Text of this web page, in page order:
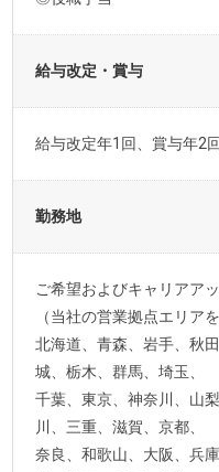
給与改定・賞与
給与改定年1回、賞与年2回
勤務地
ご希望およびキャリアア
（当社の営業拠点エリア
北海道、青森、岩手、秋
城、栃木、群馬、埼玉、
千葉、東京、神奈川、山
川、三重、滋賀、京都、
奈良、和歌山、大阪、兵